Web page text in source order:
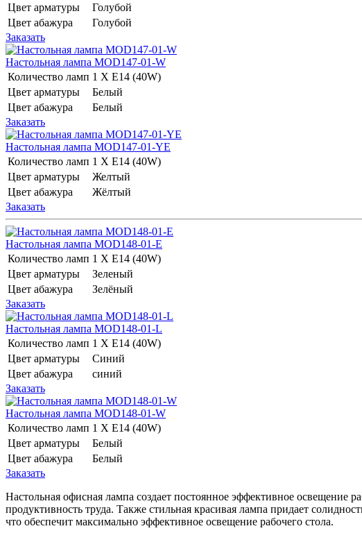
Цвет арматуры
Голубой
Цвет абажура
Голубой
Заказать
Настольная лампа MOD147-01-W
Количество ламп 1 Х E14 (40W)
Цвет арматуры
Белый
Цвет абажура
Белый
Заказать
Настольная лампа MOD147-01-YE
Количество ламп 1 Х E14 (40W)
Цвет арматуры
Желтый
Цвет абажура
Жёлтый
Заказать
Настольная лампа MOD148-01-E
Количество ламп 1 Х E14 (40W)
Цвет арматуры
Зеленый
Цвет абажура
Зелёный
Заказать
Настольная лампа MOD148-01-L
Количество ламп 1 Х E14 (40W)
Цвет арматуры
Синий
Цвет абажура
синий
Заказать
Настольная лампа MOD148-01-W
Количество ламп 1 Х E14 (40W)
Цвет арматуры
Белый
Цвет абажура
Белый
Заказать
Настольная офисная лампа создает постоянное эффективное освещение
продуктивность труда. Также стильная красивая лампа придает
что обеспечит максимально эффективное освещение рабочего стола.